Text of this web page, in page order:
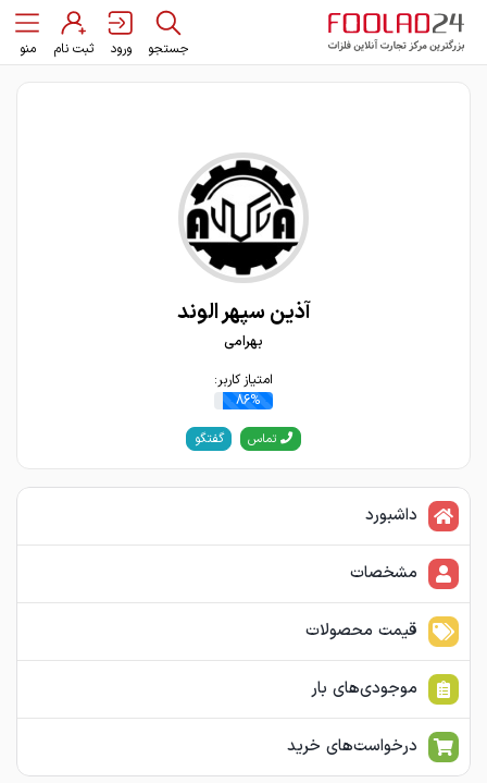
جستجو ورود ثبت نام منو
آذین سپهر الوند
بهرامی
امتیاز کاربر:
86%
تماس گفتگو
داشبورد
مشخصات
قیمت محصولات
موجودی‌های بار
درخواست‌های خرید